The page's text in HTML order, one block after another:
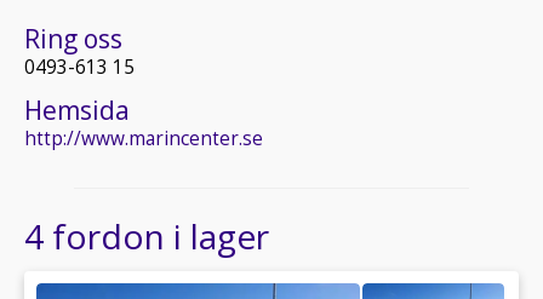
Ring oss
0493-613 15
Hemsida
http://www.marincenter.se
4 fordon i lager